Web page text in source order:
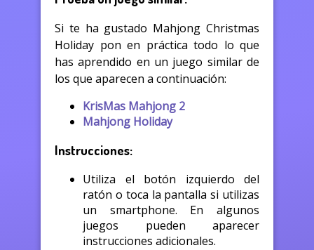
Si te ha gustado Mahjong Christmas
Holiday pon en práctica todo lo que
has aprendido en un juego similar de
los que aparecen a continuación:
KrisMas Mahjong 2
Mahjong Holiday
Instrucciones:
Utiliza el botón izquierdo del
ratón o toca la pantalla si utilizas
un smartphone. En algunos
juegos pueden aparecer
instrucciones adicionales.